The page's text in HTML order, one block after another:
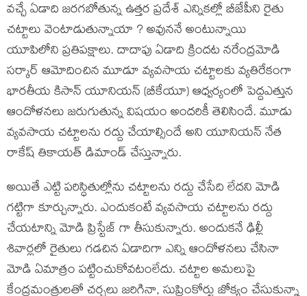
వచ్చే ఏడాది జరగబోతున్న ఉత్తర ప్రదేశ్ ఎన్నికల్లో బీజేపీని రైతు
చట్టాలు వెంటాడుతున్నాయా ? అవుననే అంటున్నాయి
యూపిలోని ప్రతిపక్షాలు. దాదాపు ఏడాది క్రిందట నరేంద్రమోడి
సర్కార్ ఆమోదించిన మూడూ వ్యవసాయ చట్టాలకు వ్యతిరేకంగా
భారతీయ కిసాన్ యూనియన్ (బీకేయూ) ఆధ్వర్యంలో పెద్దఎత్తున
ఆందోళనలు జరుగుతున్న విషయం అందరికీ తెలిసిందే. మూడు
వ్యవసాయ చట్టాలను రద్దు చేయాల్సిందే అని యూనియన్ నేత
రాకేష్ తికాయత్ డిమాండ్ చేస్తున్నారు.
అయితే ఎట్టి పరిస్ధితుల్లోను చట్టాలను రద్దు చేసేది లేదని మోడి
గట్టిగా కూర్చున్నారు. ఎందుకంటే వ్యవసాయ చట్టాలను రద్దు
చేయటాన్ని మోడి ప్రిస్టేజ్ గా తీసుకున్నారు. అందుకనే ఢిల్లీ
శివార్లలో రైతులు గడచిన ఏడాదిగా ఎన్ని ఆందోళనలు చేసినా
మోడి ఏమాత్రం పట్టించుకోవటంలేదు. చట్టాల అమలుపై
కేంద్రమంత్రులతో చర్చలు జరిగినా, సుప్రింకోర్టు జోక్యం చేసుకున్నా